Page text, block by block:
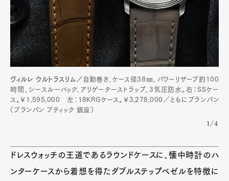
ヴィルレ ウルトラスリム／ 自動巻き、ケース径38㎜、パワーリザーブ約100
時間、シースルーバック、アリゲーターストラップ、3気圧防水。右：SSケー
ス。￥1,595,000 左：18KRGケース。￥3,278,000／ともにブランパン
（ブランパン ブティック 銀座）
1/4
ドレスウォッチの王道であるラウンドケースに、懐中時計のハ
ンターケースから着想を得たダブルステップベゼルを特徴に